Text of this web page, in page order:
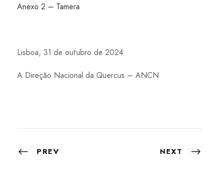
Anexo 2 – Tamera
Lisboa, 31 de outubro de 2024
A Direção Nacional da Quercus – ANCN
PREV NEXT